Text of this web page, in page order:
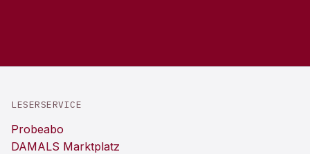
LESERSERVICE
Probeabo
DAMALS Marktplatz